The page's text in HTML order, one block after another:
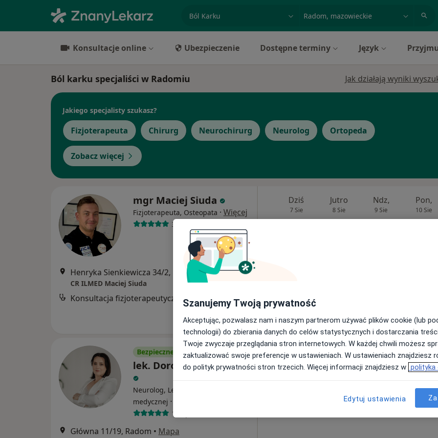
specjalizacja, badanie lub nazwisko
Konsultacje online Ubezpieczenie Dostępne terminy Język
Ból karku specjaliści w Radomiu Jak działają wyniki
Jakiego specjalisty szukasz?
Fizjoterapeuta Chirurg Neurochirurg Neurolog Ortopeda
Zobacz więcej
mgr Maciej Siuda
Fizjoterapeuta, Osteopata · Więcej
311 opinii
Henryka Sienkiewicza 34/2, Radom •Mapa
CR ILMED Maciej Siuda
200 zł
Dziś
7 Sie
Jutro
8 Sie
Ndz,
9 Sie
Pon,
10 Sie
Bezpieczne płatności
lek. Dorota Milanowska
Neurolog, Lekarz rehabilitacji
medycznej ·
18 opinii
Główna 11/19, Radom • Mapa
Dziś Jutro Ndz, Pon,
10 Sie
Umawianie online nie jest dostępne
Szanujemy Twoją prywatność
Akceptując, pozwalasz nam i naszym partnerom używać plików cookie (lub
technologii) do zbierania danych do celów statystycznych i dostarczania
Twoje zwyczaje przeglądania stron internetowych. W każdej chwili możesz
zaktualizować swoje preferencje w ustawieniach. W ustawieniach znajdziesz
do polityk prywatności stron trzecich. Więcej informacji znajdziesz w polityka
Edytuj ustawienia